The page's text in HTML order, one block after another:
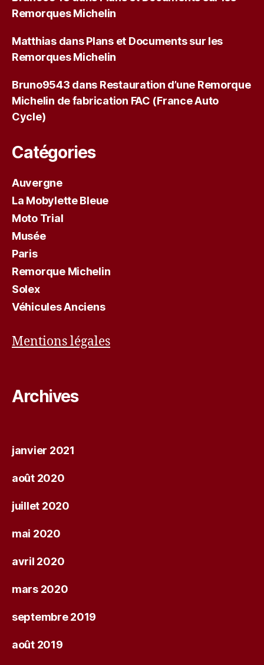
Remorques Michelin
MatthiasdansPlans et Documents sur les
Remorques Michelin
Bruno9543 dans Restauration d’une Remorque
Michelin de fabrication FAC (France Auto
Cycle)
Catégories
Auvergne
La Mobylette Bleue
Moto Trial
Musée
Paris
Remorque Michelin
Solex
Véhicules Anciens
Mentions légales
Archives
janvier 2021
août 2020
juillet 2020
mai 2020
avril 2020
mars 2020
septembre 2019
août 2019